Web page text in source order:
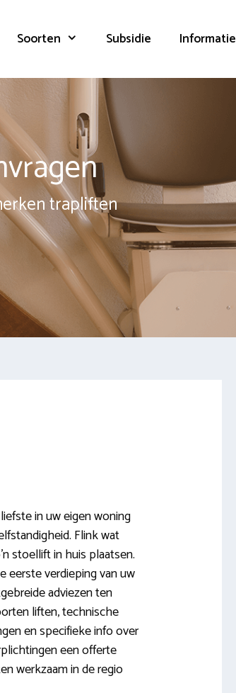
Soorten Subsidie Informatie
trapliften
in uw eigen woning
Flink wat
stoellift in huis plaatsen.
eerste verdieping van uw
adviezen ten
liften, technische
en specifieke info over
een offerte
werkzaam in de regio